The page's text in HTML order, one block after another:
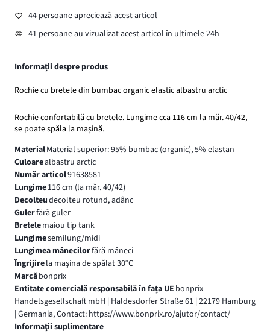
44 persoane apreciează acest articol
41 persoane au vizualizat acest articol în ultimele 24h
Informații despre produs
Rochie cu bretele din bumbac organic elastic albastru arctic
Rochie confortabilă cu bretele. Lungime cca 116 cm la măr. 40/42,
se poate spăla la mașină.
MaterialMaterial superior: 95% bumbac (organic), 5% elastan
Culoarealbastru arctic
Număr articol91638581
Lungime116 cm (la măr. 40/42)
Decolteudecolteu rotund, adânc
Gulerfără guler
Bretelemaiou tip tank
Lungimesemilung/midi
Lungimea mânecilorfără mâneci
Îngrijirela maşina de spălat 30°C
Marcăbonprix
Entitate comercială responsabilă în fața UE bonprix
Handelsgesellschaft mbH | Haldesdorfer Straße 61 | 22179 Hamburg
| Germania, Contact: https://www.bonprix.ro/ajutor/contact/
Informaţii suplimentare